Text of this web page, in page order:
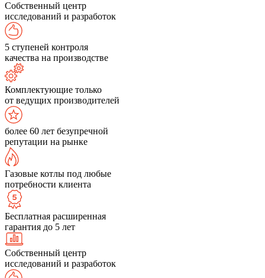
Собственный центр
исследований и разработок
5 ступеней контроля
качества на производстве
Комплектующие только
от ведущих производителей
более 60 лет безупречной
репутации на рынке
Газовые котлы под любые
потребности клиента
Бесплатная расширенная
гарантия до 5 лет
Собственный центр
исследований и разработок